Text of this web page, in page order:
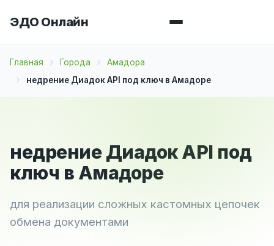
ЭДО Онлайн
Главная Города
Амадора
недрение Диадок API под ключ в Амадоре
недрение Диадок API под
ключ в Амадоре
для реализации сложных кастомных цепочек
обмена документами